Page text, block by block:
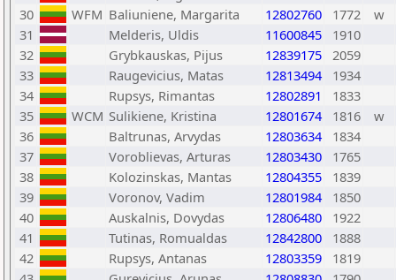
30
WFM Baliuniene, Margarita 12802760 1772
w
31
Melderis, Uldis 11600845
1910
32
Grybkauskas, Pijus 12839175 2059
33
Raugevicius, Matas 12813494
1934
34
Rupsys, Rimantas 12802891
1833
35
WCM Sulikiene, Kristina 12801674 1816
w
36
Baltrunas, Arvydas 12803634
1834
37
Voroblievas, Arturas 12803430
1765
38
Kolozinskas, Mantas 12804355
1839
39
Voronov, Vadim 12801984
1850
40
Auskalnis, Dovydas 12806480
1922
41
Tutinas, Romualdas 12842800
1888
42
Rupsys, Antanas 12803359
1819